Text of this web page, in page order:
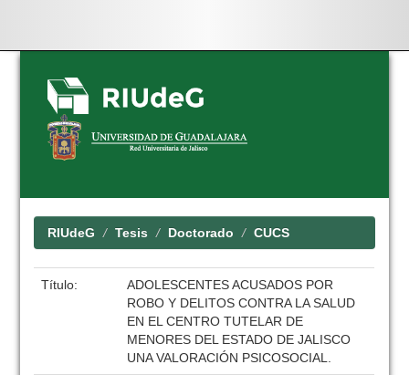
Skip
navigation
RIUdeG Tesis Doctorado CUCS
Título:
ADOLESCENTES ACUSADOS POR
ROBO Y DELITOS CONTRA LA SALUD
EN EL CENTRO TUTELAR DE
MENORES DEL ESTADO DE JALISCO
UNA VALORACIÓN PSICOSOCIAL.